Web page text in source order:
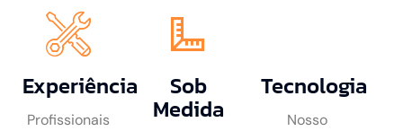
Experiência
Profissionais
Sob
Medida
Tecnologia
Nosso